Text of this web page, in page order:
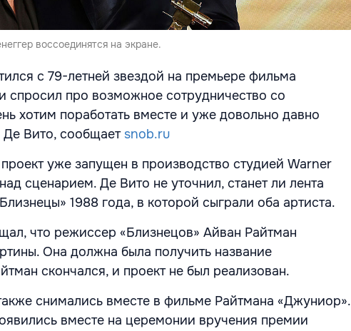
воссоединятся на экране.
с 79-летней звездой на премьере фильма
спросил про возможное сотрудничество со
хотим поработать вместе и уже довольно давно
Де Вито, сообщаетsnob.ru
уже запущен в производство студией Warner
сценарием. Де Вито не уточнил, станет ли лента
1988 года, в которой сыграли оба артиста.
что режиссер «Близнецов» Айван Райтман
Она должна была получить название
скончался, и проект не был реализован.
снимались вместе в фильме Райтмана «Джуниор».
вместе на церемонии вручения премии